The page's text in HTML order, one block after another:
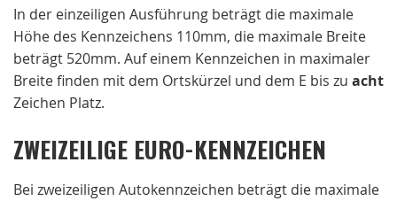
In der einzeiligen Ausführung beträgt die maximale
Höhe des Kennzeichens 110mm, die maximale Breite
beträgt 520mm. Auf einem Kennzeichen in maximaler
Breite finden mit dem Ortskürzel und dem E bis zu acht
Zeichen Platz.
ZWEIZEILIGE EURO-KENNZEICHEN
Bei zweizeiligen Autokennzeichen beträgt die maximale